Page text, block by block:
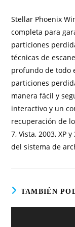
Stellar Phoenix
completa para
particiones
técnicas de
profundo de todo
particiones
manera fácil y
interactivo y un
recuperación de
7, Vista, 2003, XP
del sistema de
TAMBIÉN